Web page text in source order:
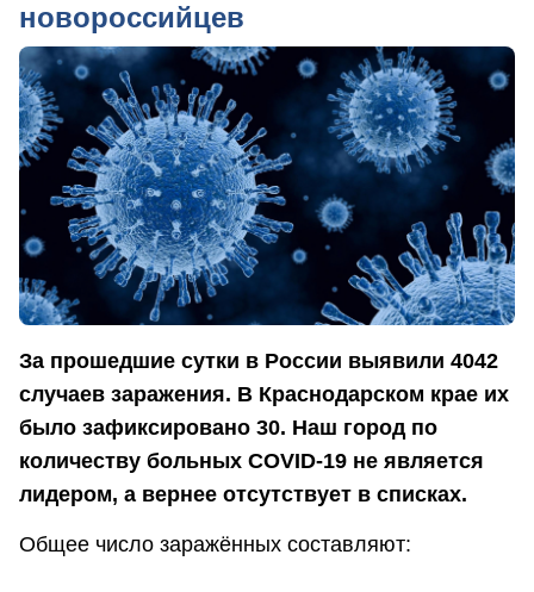
новороссийцев
За прошедшие сутки в России выявили 4042
случаев заражения. В Краснодарском крае их
было зафиксировано 30. Наш город по
количеству больных COVID-19 не является
лидером, а вернее отсутствует в списках.
Общее число заражённых составляют: